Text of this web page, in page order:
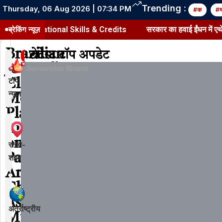
Thursday, 06 Aug 2026 | 07:34 PM Trending : #क #म
ब्रेकिंग न्यूज़
Vocational Skills & Credits सरकार का हवाई ईंधन में एथेनॉल
टॉप
न्यूज़
राज्य-
शहर
अंतर्राष्ट्रीय
Brazilian
Journalist
Claims
Mossad
Planned
Attack
on
Pakistan
Army
Chief
Asim
Munir
लेटेस्ट टॉप अपडेट